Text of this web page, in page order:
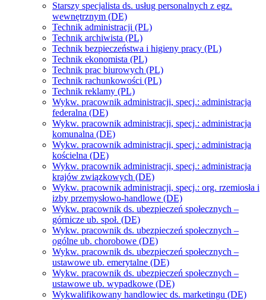
Starszy specjalista ds. usług personalnych z egz.
wewnętrznym (DE)
Technik administracji (PL)
Technik archiwista (PL)
Technik bezpieczeństwa i higieny pracy (PL)
Technik ekonomista (PL)
Technik prac biurowych (PL)
Technik rachunkowości (PL)
Technik reklamy (PL)
Wykw. pracownik administracji, specj.: administracja
federalna (DE)
Wykw. pracownik administracji, specj.: administracja
komunalna (DE)
Wykw. pracownik administracji, specj.: administracja
kościelna (DE)
Wykw. pracownik administracji, specj.: administracja
krajów związkowych (DE)
Wykw. pracownik administracji, specj.: org. rzemiosła i
izby przemysłowo-handlowe (DE)
Wykw. pracownik ds. ubezpieczeń społecznych –
górnicze ub. społ. (DE)
Wykw. pracownik ds. ubezpieczeń społecznych –
ogólne ub. chorobowe (DE)
Wykw. pracownik ds. ubezpieczeń społecznych –
ustawowe ub. emerytalne (DE)
Wykw. pracownik ds. ubezpieczeń społecznych –
ustawowe ub. wypadkowe (DE)
Wykwalifikowany handlowiec ds. marketingu (DE)